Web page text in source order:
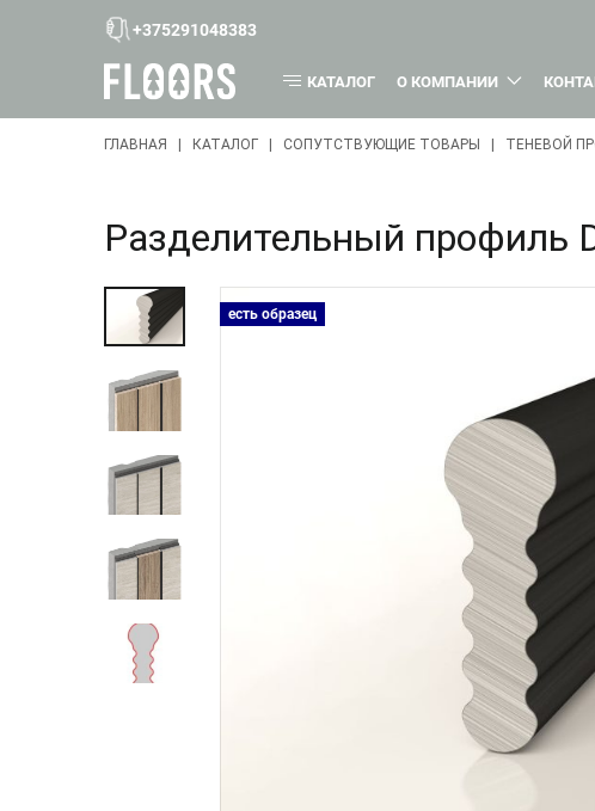
+375291048383
КАТАЛОГ О КОМПАНИИ
ГЛАВНАЯ КАТАЛОГ СОПУТСТВУЮЩИЕ ТОВАРЫ ТЕНЕВОЙ
Разделительный профиль
есть образец